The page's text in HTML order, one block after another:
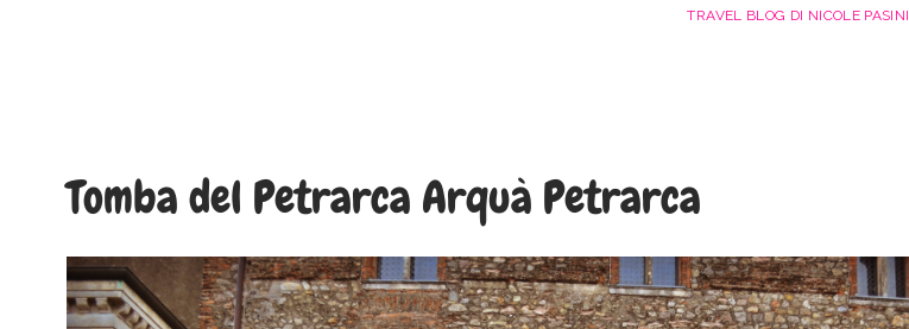
TRAVEL BLOG DI NICOLE PASINI
Tomba del Petrarca Arquà Petrarca